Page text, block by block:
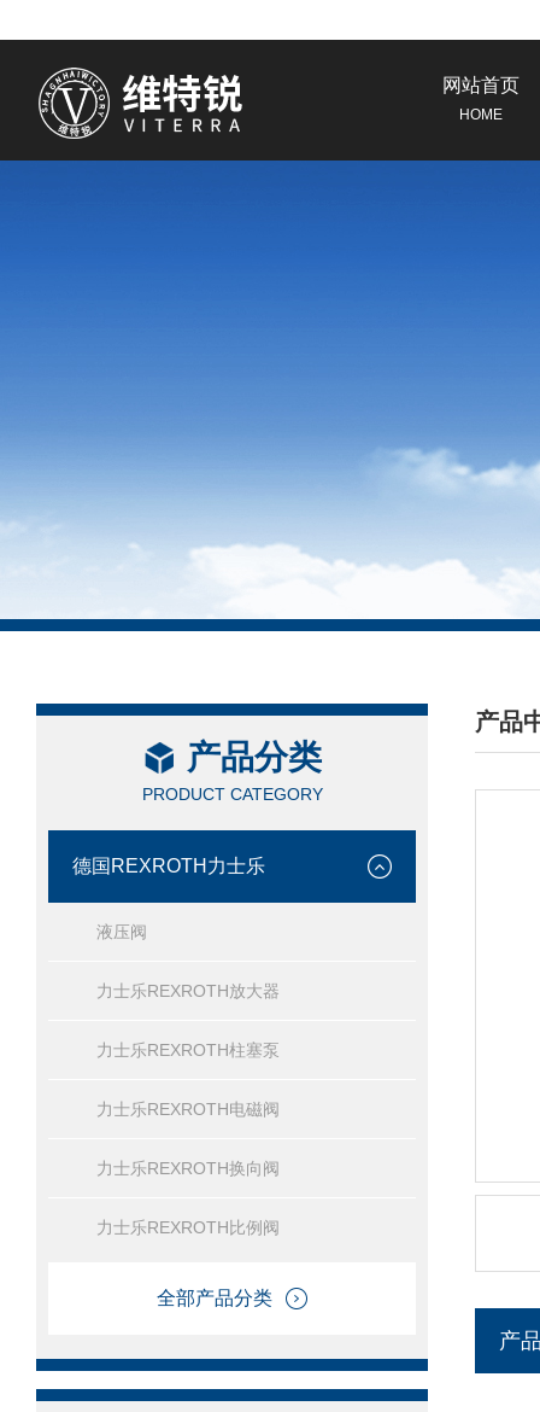
网站首页
HOME
产品分类
PRODUCT CATEGORY
德国REXROTH力士乐
液压阀
力士乐REXROTH放大器
力士乐REXROTH柱塞泵
力士乐REXROTH电磁阀
力士乐REXROTH换向阀
力士乐REXROTH比例阀
全部产品分类
产品
/
产